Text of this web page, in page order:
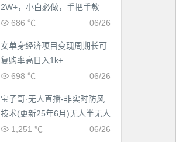
2W+，小白必做，手把手教
学，无脑操作(附学习资料)06/26
686 ℃
女单身经济项目变现周期长可
复购率高日入1k+
06/26
698 ℃
宝子哥·无人直播-非实时防风
技术(更新25年6月)无人半无人
直播
06/26
1,251 ℃